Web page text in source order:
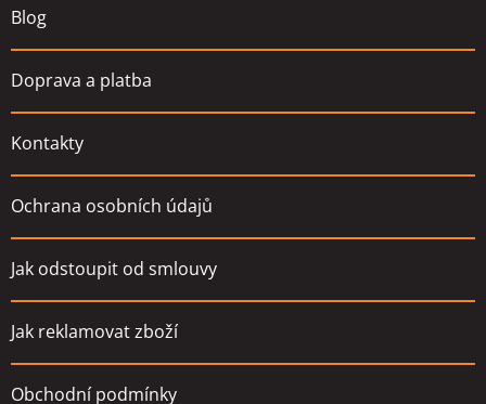
Blog
Doprava a platba
Kontakty
Ochrana osobních údajů
Jak odstoupit od smlouvy
Jak reklamovat zboží
Obchodní podmínky